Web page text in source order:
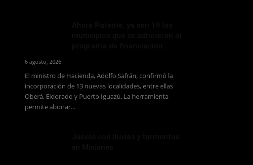
6 agosto, 2026
El ministro de Hacienda, Adolfo Safrán, confirmó la
incorporación de 13 nuevas localidades, entre ellas
Oberá, Eldorado y Puerto Iguazú. La herramienta
permite abonar...